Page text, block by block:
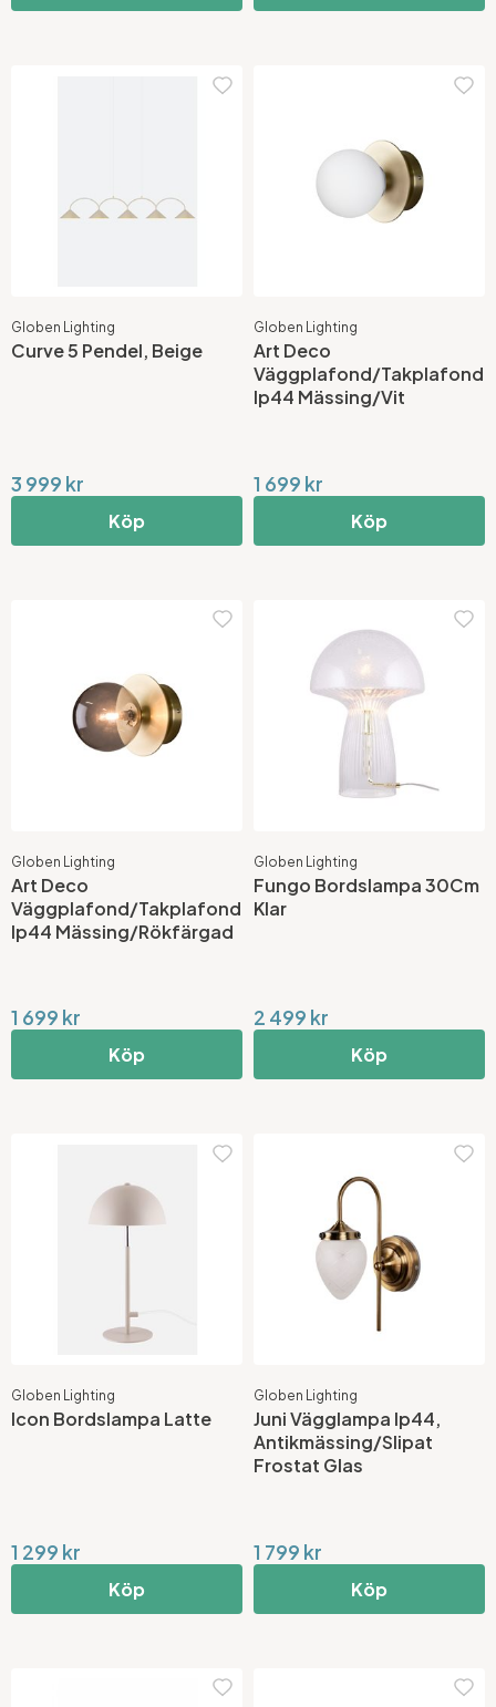
Globen Lighting
Curve 5 Pendel, Beige
3 999 kr
Köp
Globen Lighting
Art Deco
Väggplafond/Takplafond
Ip44 Mässing/Vit
1 699 kr
Köp
Globen Lighting
Art Deco
Väggplafond/Takplafond
Ip44 Mässing/Rökfärgad
1 699 kr
Köp
Globen Lighting
Fungo Bordslampa 30Cm
Klar
2 499 kr
Köp
Globen Lighting
Icon Bordslampa Latte
1 299 kr
Köp
Globen Lighting
Juni Vägglampa Ip44,
Antikmässing/Slipat
Frostat Glas
1 799 kr
Köp